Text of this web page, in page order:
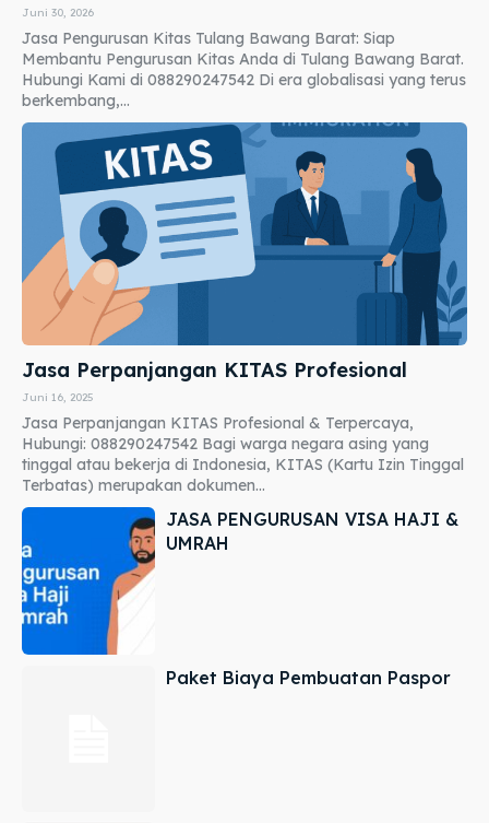
Juni 30, 2026
Jasa Pengurusan Kitas Tulang Bawang Barat: Siap
Membantu Pengurusan Kitas Anda di Tulang Bawang Barat.
Hubungi Kami di 088290247542 Di era globalisasi yang terus
berkembang,...
Jasa Perpanjangan KITAS Profesional
Juni 16, 2025
Jasa Perpanjangan KITAS Profesional & Terpercaya,
Hubungi: 088290247542 Bagi warga negara asing yang
tinggal atau bekerja di Indonesia, KITAS (Kartu Izin Tinggal
Terbatas) merupakan dokumen...
JASA PENGURUSAN VISA HAJI &
UMRAH
Paket Biaya Pembuatan Paspor